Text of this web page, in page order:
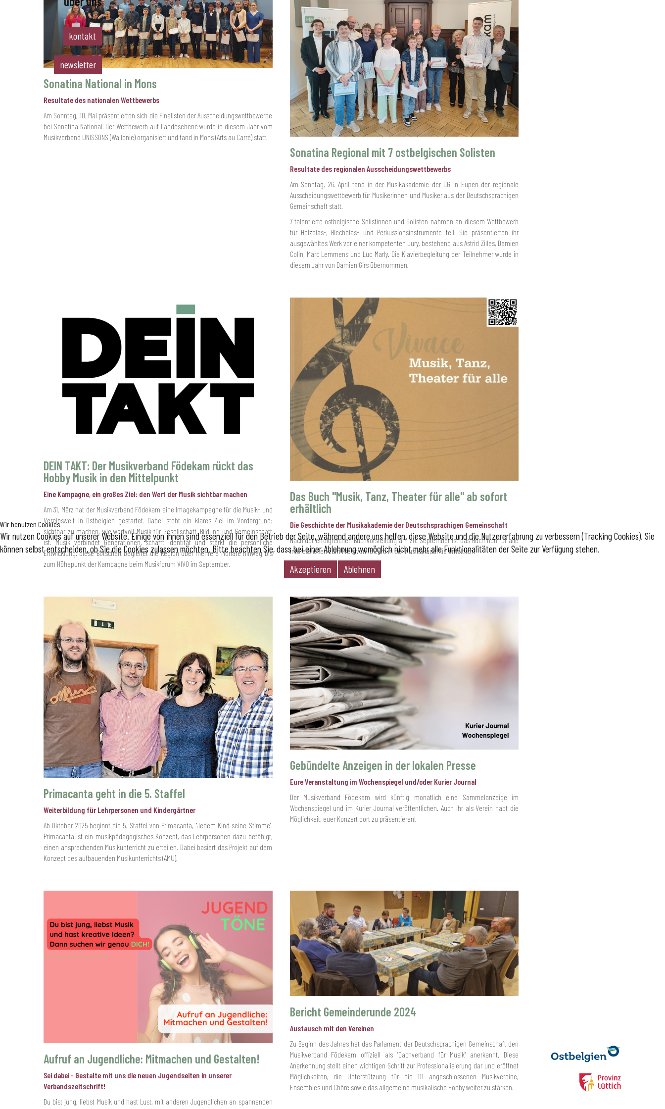
chöre
instrumentalense
mbles
musikvereine
spielmannszüge &
drumbands
allgemeines
alle instrumente
preisliste
team & vorstand
partner
kontakt
newsletter
Sonatina National in Mons
Resultate des nationalen Wettbewerbs
Am Sonntag, 10. Mai präsentierten sich die Finalisten der Ausscheidungswettbewerbe
bei Sonatina National. Der Wettbewerb auf Landesebene wurde in diesem Jahr vom
Musikverband UNISSONS (Wallonie) organisiert und fand in Mons (Arts au Carré) statt.
Sonatina Regional mit 7 ostbelgischen Solisten
Resultate des regionalen Ausscheidungswettbewerbs
Am Sonntag, 26. April fand in der Musikakademie der DG in Eupen der regionale
Ausscheidungswettbewerb für Musikerinnen und Musiker aus der Deutschsprachigen
Gemeinschaft statt.
7 talentierte ostbelgische Solistinnen und Solisten nahmen an diesem Wettbewerb
für Holzblas-, Blechblas- und Perkussionsinstrumente teil. Sie präsentierten ihr
ausgewähltes Werk vor einer kompetenten Jury, bestehend aus Astrid Zilles, Damien
Colin, Marc Lemmens und Luc Marly. Die Klavierbegleitung der Teilnehmer wurde in
diesem Jahr von Damien Girs übernommen.
DEIN TAKT: Der Musikverband Födekam rückt das
Hobby Musik in den Mittelpunkt
Eine Kampagne, ein großes Ziel: den Wert der Musik sichtbar machen
Am 31. März hat der Musikverband Födekam eine Imagekampagne für die Musik- und
Vereinswelt in Ostbelgien gestartet. Dabei steht ein klares Ziel im Vordergrund:
sichtbar zu machen, wie wertvoll Musik für Gesellschaft, Bildung und Gemeinschaft
ist. Musik verbindet Generationen, schafft Identität und stärkt die persönliche
Entwicklung. Diese Botschaft begleitet die Region über mehrere Monate hinweg bis
zum Höhepunkt der Kampagne beim Musikforum VIVO im September.
Das Buch "Musik, Tanz, Theater für alle" ab sofort
erhältlich
Die Geschichte der Musikakademie der Deutschsprachigen Gemeinschaft
Nach der erfolgreichen Buchvorstellung am 20. September ist das Buch nun für alle
Interessierten zum Preis von 15 Euro in der Musikakademie erhältlich.
Primacanta geht in die 5. Staffel
Weiterbildung für Lehrpersonen und Kindergärtner
Ab Oktober 2025 beginnt die 5. Staffel von Primacanta, "Jedem Kind seine Stimme".
Primacanta ist ein musikpädagogisches Konzept, das Lehrpersonen dazu befähigt,
einen ansprechenden Musikunterricht zu erteilen. Dabei basiert das Projekt auf dem
Konzept des aufbauenden Musikunterrichts (AMU).
Gebündelte Anzeigen in der lokalen Presse
Eure Veranstaltung im Wochenspiegel und/oder Kurier Journal
Der Musikverband Födekam wird künftig monatlich eine Sammelanzeige im
Wochenspiegel und im Kurier Journal veröffentlichen. Auch ihr als Verein habt die
Möglichkeit, euer Konzert dort zu präsentieren!
Aufruf an Jugendliche: Mitmachen und Gestalten!
Sei dabei - Gestalte mit uns die neuen Jugendseiten in unserer
Verbandszeitschrift!
Du bist jung, liebst Musik und hast Lust, mit anderen Jugendlichen an spannenden
Bericht Gemeinderunde 2024
Austausch mit den Vereinen
Zu Beginn des Jahres hat das Parlament der Deutschsprachigen Gemeinschaft den
Musikverband Födekam offiziell als "Dachverband für Musik" anerkannt. Diese
Anerkennung stellt einen wichtigen Schritt zur Professionalisierung dar und eröffnet
Möglichkeiten, die Unterstützung für die 111 angeschlossenen Musikvereine,
Ensembles und Chöre sowie das allgemeine musikalische Hobby weiter zu stärken.
Wir benutzen Cookies
Wir nutzen Cookies auf unserer Website. Einige von ihnen sind essenziell für den Betrieb der Seite, während andere uns helfen, diese Website und die Nutzererfahrung zu verbessern (Tracking Cookies). Sie
können selbst entscheiden, ob Sie die Cookies zulassen möchten. Bitte beachten Sie, dass bei einer Ablehnung womöglich nicht mehr alle Funktionalitäten der Seite zur Verfügung stehen.
Akzeptieren Ablehnen